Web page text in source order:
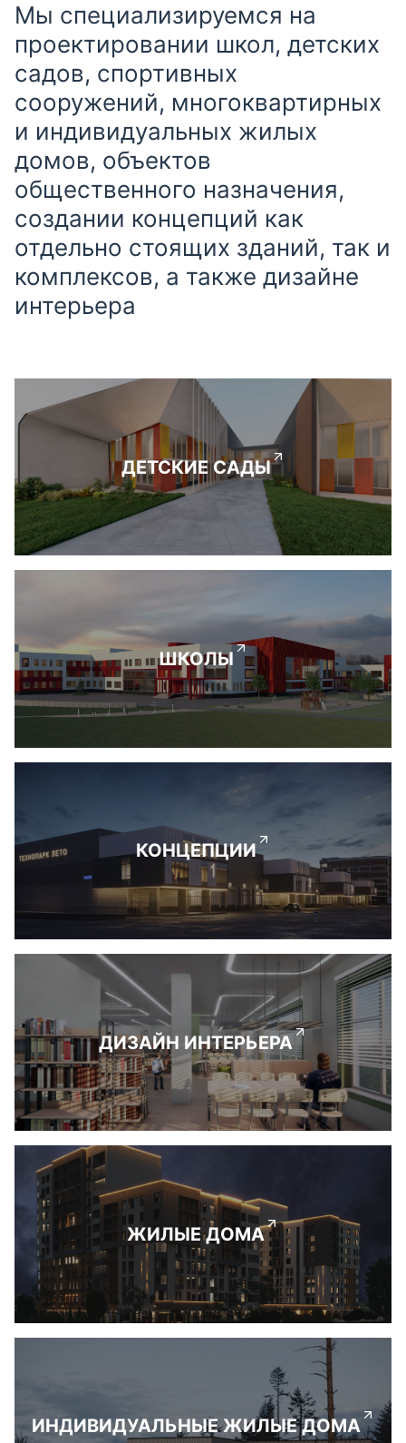
Мы специализируемся на
проектировании школ, детских
садов, спортивных
сооружений, многоквартирных
и индивидуальных жилых
домов, объектов
общественного назначения,
создании концепций как
отдельно стоящих зданий, так и
комплексов, а также дизайне
интерьера
ДЕТСКИЕ САДЫ
ШКОЛЫ
КОНЦЕПЦИИ
ДИЗАЙН ИНТЕРЬЕРА
ЖИЛЫЕ ДОМА
ИНДИВИДУАЛЬНЫЕ ЖИЛЫЕ ДОМА